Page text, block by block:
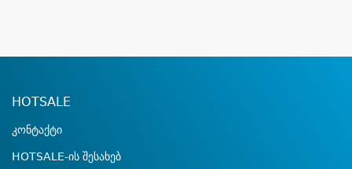
HOTSALE
კონტაქტი
HOTSALE-ის შესახებ